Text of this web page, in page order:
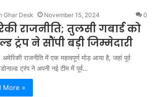
Ghar Desk November 15, 2024 0
राजनीति; तुलसी गबार्ड को
ट्रंप ने सौंपी बड़ी जिम्मेदारी
अमेरिकी राजनीति में एक महत्वपूर्ण मोड़ आया है, जहां पूर्व
डोनाल्ड ट्रंप ने अपनी नई टीम में पूर्व…
More »